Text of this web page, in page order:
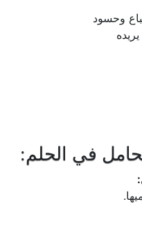
وحسود
في الحلم: